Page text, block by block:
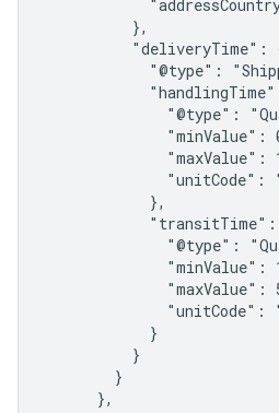
          },
"deliveryTime":
"@type":
"@type":
"minValue":
"maxValue":
"unitCode":
            },
"transitTime":
"@type":
"minValue":
"maxValue":
"unitCode":
            }
          }
        }
      },